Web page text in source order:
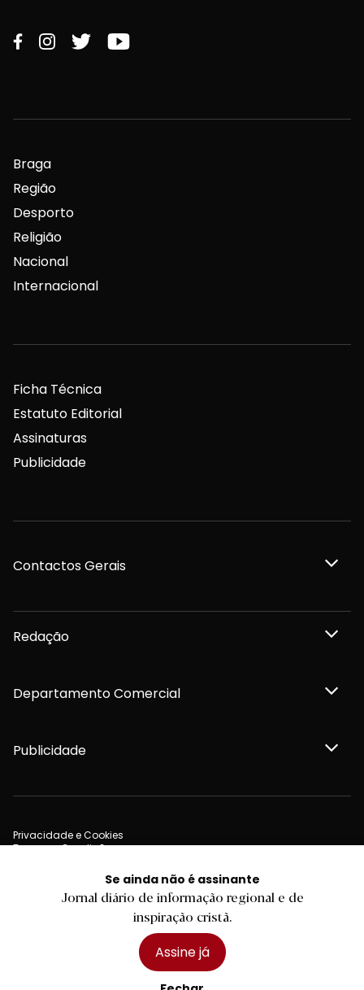
Se ainda não é assinante
Jornal diário de informação regional e de
inspiração cristã.
Assine já
Braga
Região
Desporto
Religião
Nacional
Internacional
Ficha Técnica
Estatuto Editorial
Assinaturas
Publicidade
Contactos Gerais
Redação
Departamento Comercial
Publicidade
Privacidade e Cookies
Termos e Condições
Política de Confidencialidade
for tomorrow byLKCOM
2026 Diário do Minho, Lda. © Todos os direitos reservados